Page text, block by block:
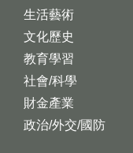
生活藝術
文化歷史
教育學習
社會/科學
財金產業
政治/外交/國防